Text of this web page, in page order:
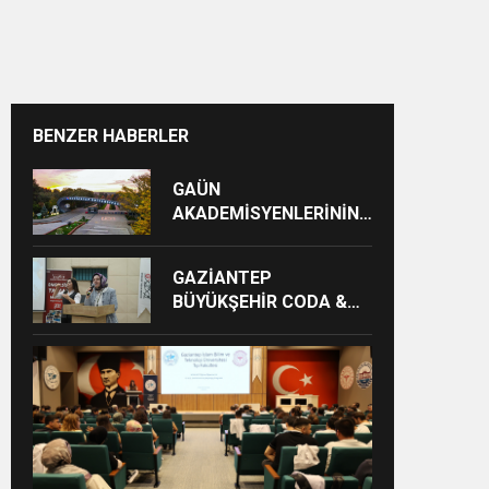
BENZER HABERLER
GAÜN
AKADEMİSYENLERİNİN
GAZİANTEP
BÜYÜKŞEHİR CODA &
MERKEZİ’NDE
MEZUNİYET HEYECANI